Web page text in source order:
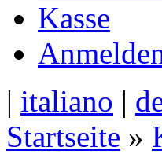
Kasse
| italiano |
Startseite »